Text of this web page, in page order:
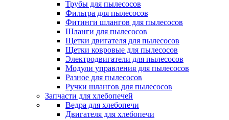
Трубы для пылесосов
Фильтра для пылесосов
Фитинги шлангов для пылесосов
Шланги для пылесосов
Щетки двигателя для пылесосов
Щетки ковровые для пылесосов
Электродвигатели для пылесосов
Модули управления для пылесосов
Разное для пылесосов
Ручки шлангов для пылесосов
Запчасти для хлебопечей
Ведра для хлебопечи
Двигателя для хлебопечи